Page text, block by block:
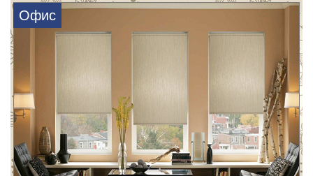
Офис